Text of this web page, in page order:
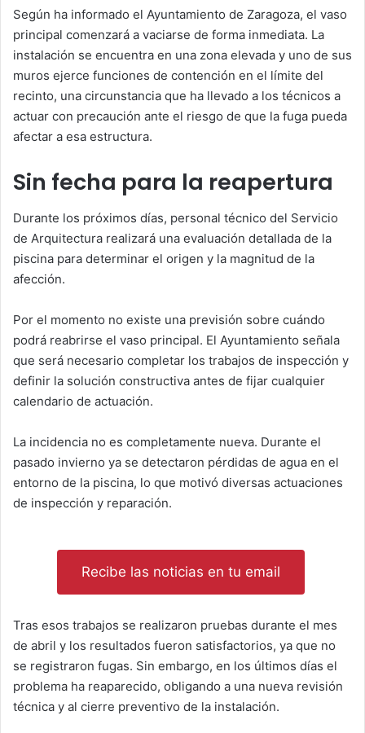
Según ha informado el Ayuntamiento de Zaragoza, el vaso
principal comenzará a vaciarse de forma inmediata. La
instalación se encuentra en una zona elevada y uno de sus
muros ejerce funciones de contención en el límite del
recinto, una circunstancia que ha llevado a los técnicos a
actuar con precaución ante el riesgo de que la fuga pueda
afectar a esa estructura.
Sin fecha para la reapertura
Durante los próximos días, personal técnico del Servicio
de Arquitectura realizará una evaluación detallada de la
piscina para determinar el origen y la magnitud de la
afección.
Por el momento no existe una previsión sobre cuándo
podrá reabrirse el vaso principal. El Ayuntamiento señala
que será necesario completar los trabajos de inspección y
definir la solución constructiva antes de fijar cualquier
calendario de actuación.
La incidencia no es completamente nueva. Durante el
pasado invierno ya se detectaron pérdidas de agua en el
entorno de la piscina, lo que motivó diversas actuaciones
de inspección y reparación.
Recibe las noticias en tu email
Tras esos trabajos se realizaron pruebas durante el mes
de abril y los resultados fueron satisfactorios, ya que no
se registraron fugas. Sin embargo, en los últimos días el
problema ha reaparecido, obligando a una nueva revisión
técnica y al cierre preventivo de la instalación.